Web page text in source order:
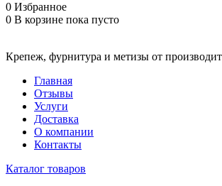
0 Избранное
0 В корзине пока пусто
Крепеж, фурнитура и метизы от
Главная
Отзывы
Услуги
Доставка
О компании
Контакты
Каталог товаров